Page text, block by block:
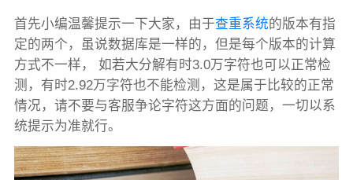
首先小编温馨提示一下大家，由于查重系统的版本有指
定的两个，虽说数据库是一样的，但是每个版本的计算
方式不一样， 如若大分解有时3.0万字符也可以正常检
测，有时2.92万字符也不能检测，这是属于比较的正常
情况，请不要与客服争论字符这方面的问题，一切以系
统提示为准就行。